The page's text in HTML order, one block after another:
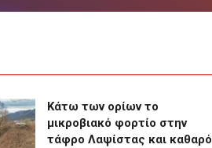
Κάτω των ορίων το
μικροβιακό φορτίο στην
τάφρο Λαψίστας και καθαρό